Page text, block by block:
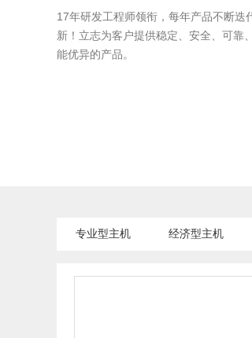
17年研发工程师领衔，每年产品不断迭
新！立志为客户提供稳定、安全、可靠
能优异的产品。
专业型主机 经济型主机